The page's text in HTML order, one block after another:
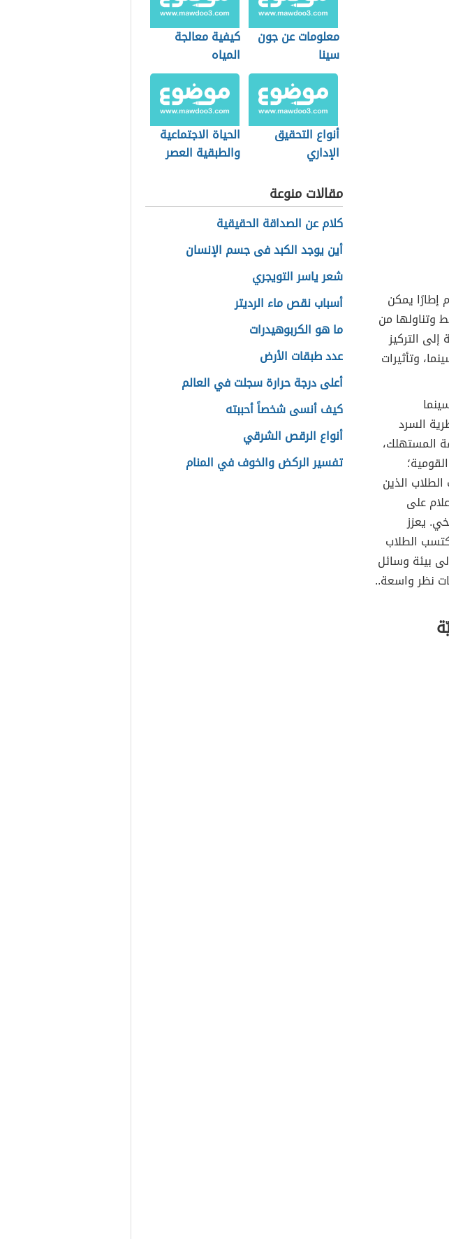
إطارًا يمكن
وتناولها من
إلى التركيز
وتأثيرات
السرد
المستهلك،
الذين
على
يعزز
الطلاب
بيئة وسائل
نظر واسعة..
معلومات عن جون
سينا
كيفية معالجة
المياه
أنواع التحقيق
الإداري
الحياة الاجتماعية
والطبقية العصر
مقالات منوعة
كلام عن الصداقة الحقيقية
أين يوجد الكبد فى جسم الإنسان
شعر ياسر التويجري
أسباب نقص ماء الرديتر
ما هو الكربوهيدرات
عدد طبقات الأرض
أعلى درجة حرارة سجلت في العالم
كيف أنسى شخصاً أحببته
أنواع الرقص الشرقي
تفسير الركض والخوف في المنام